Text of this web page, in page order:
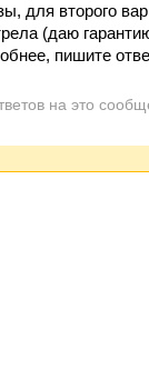
для второго
(даю
пишите
на это